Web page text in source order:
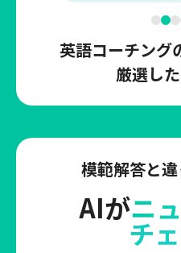
英語コーチング
厳選し
模範解答と
AIがニ
チ